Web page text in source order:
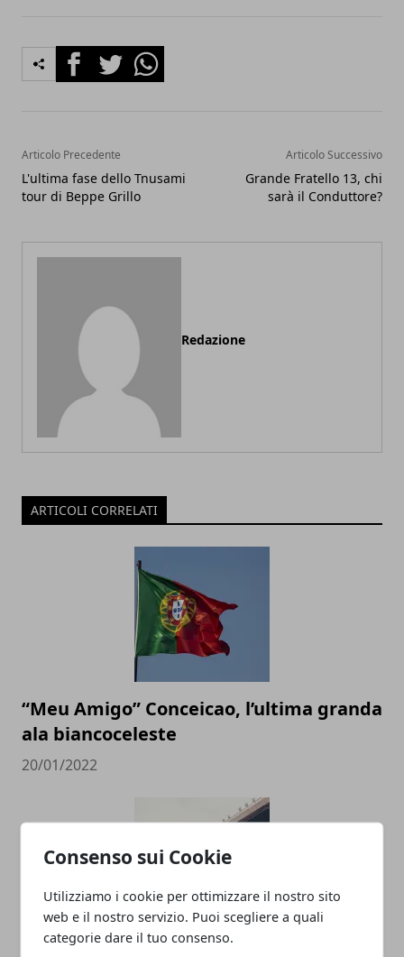
Consenso sui Cookie
Utilizziamo i cookie per ottimizzare il nostro sito
web e il nostro servizio. Puoi scegliere a quali
categorie dare il tuo consenso.
FacebookTwitterWhatsapp
Articolo Precedente
L'ultima fase dello Tnusami
tour di Beppe Grillo
Articolo Successivo
Grande Fratello 13, chi
sarà il Conduttore?
Redazione
ARTICOLI CORRELATI
“Meu Amigo” Conceicao, l’ultima granda
ala biancoceleste
20/01/2022